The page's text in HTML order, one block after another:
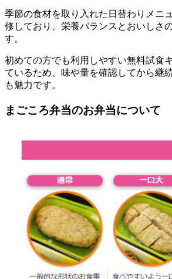
季節の食材を取り入れた日替わりメニ
修しており、栄養バランスとおいしさ
す。
初めての方でも利用しやすい無料試食
ているため、味や量を確認してから継
も魅力です。
まごころ弁当のお弁当について